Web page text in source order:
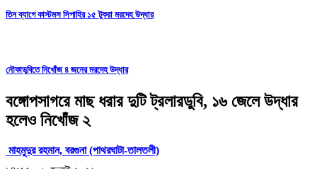
তিন ব্যাগে কাস্টমস সিপাহির ১৫ টুকরা মরদেহ উদ্ধার
নৌকাডুবিতে নিখোঁজ ৪ জনের মরদেহ উদ্ধার
বঙ্গোপসাগরে মাছ ধরার দুটি ট্রলারডুবি, ১৬ জেলে উদ্ধার
হলেও নিখোঁজ ২
মাহমুদুর রহমান, বরগুনা (পাথরঘাটা-তালতলী)